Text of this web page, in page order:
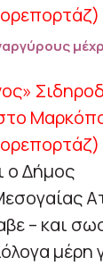
ο Δήμος
– και
μέρη